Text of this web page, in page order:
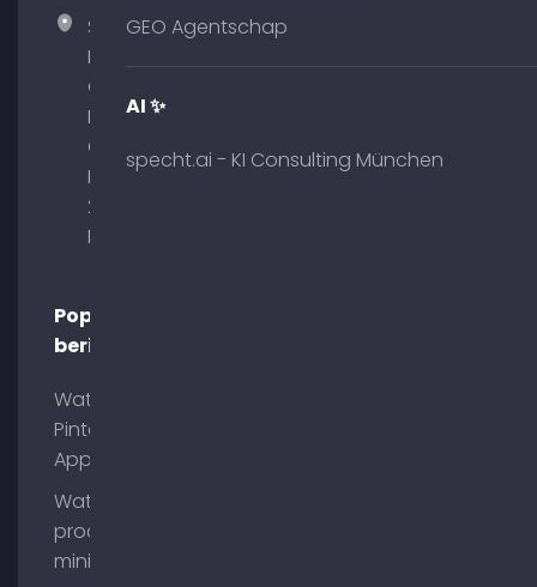
Specht
Marketing
GmbH –
Palais am
Obelisk
Briennerstr.
29 80333
München
Populaire
berichten
Wat is
Pinterest
App?
Wat is
process
mining?
GEO Agentschap
AI ✨
specht.ai - KI Consulting München